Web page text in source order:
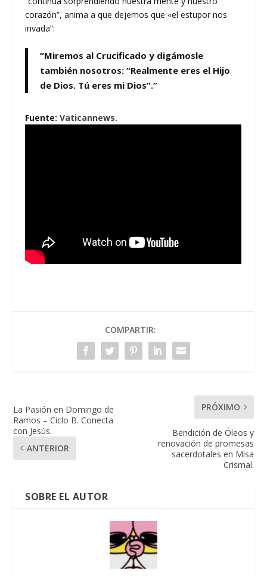
corazón”, anima a que dejemos que «el estupor nos
invada”:
“Miremos al Crucificado y digámosle
también nosotros: “Realmente eres el Hijo
de Dios. Tú eres mi Dios”.”
Fuente:Vaticannews.
COMPARTIR:
La Pasión en Domingo de
Ramos – Ciclo B. Conecta
con Jesús.
ANTERIOR
PRÓXIMO
Bendición de Óleos y
renovación de promesas
sacerdotales en Misa
Crismal.
SOBRE EL AUTOR